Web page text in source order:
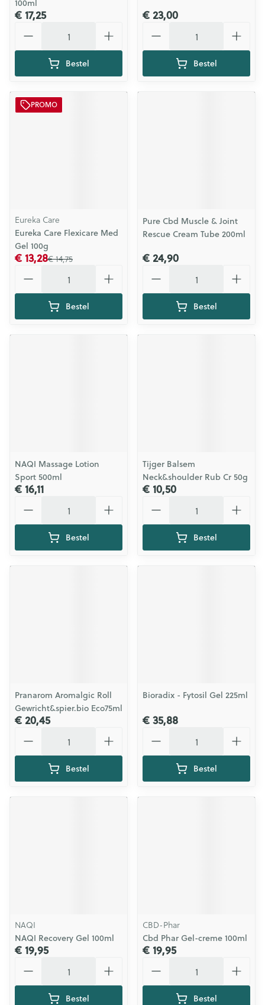
100ml
€ 17,25
Bestel
€ 23,00
Bestel
PROMO
Eureka Care
Eureka Care Flexicare Med
Gel 100g
€ 14,75
€ 13,28
Bestel
Pure Cbd Muscle & Joint
Rescue Cream Tube 200ml
€ 24,90
Bestel
NAQI Massage Lotion
Sport 500ml
€ 16,11
Bestel
Tijger Balsem
Neck&shoulder Rub Cr 50g
€ 10,50
Bestel
Pranarom Aromalgic Roll
Gewricht&spier.bio Eco75ml
€ 20,45
Bestel
Bioradix - Fytosil Gel 225ml
€ 35,88
Bestel
NAQI
NAQI Recovery Gel 100ml
€ 19,95
Bestel
CBD-Phar
Cbd Phar Gel-creme 100ml
€ 19,95
Bestel